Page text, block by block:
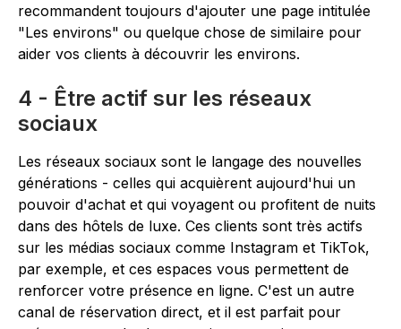
recommandent toujours d'ajouter une page intitulée
"Les environs" ou quelque chose de similaire pour
aider vos clients à découvrir les environs.
4 - Être actif sur les réseaux
sociaux
Les réseaux sociaux sont le langage des nouvelles
générations - celles qui acquièrent aujourd'hui un
pouvoir d'achat et qui voyagent ou profitent de nuits
dans des hôtels de luxe. Ces clients sont très actifs
sur les médias sociaux comme Instagram et TikTok,
par exemple, et ces espaces vous permettent de
renforcer votre présence en ligne. C'est un autre
canal de réservation direct, et il est parfait pour